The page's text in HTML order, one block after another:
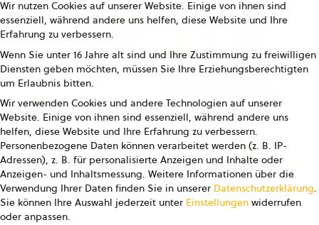
© Studio Ungefiltert
Wir nutzen Cookies auf unserer Website. Einige von ihnen sind
essenziell, während andere uns helfen, diese Website und Ihre
Erfahrung zu verbessern.
Wenn Sie unter 16 Jahre alt sind und Ihre Zustimmung zu freiwilligen
Diensten geben möchten, müssen Sie Ihre Erziehungsberechtigten
um Erlaubnis bitten.
Wir verwenden Cookies und andere Technologien auf unserer
Website. Einige von ihnen sind essenziell, während andere uns
helfen, diese Website und Ihre Erfahrung zu verbessern.
Personenbezogene Daten können verarbeitet werden (z. B. IP-
Adressen), z. B. für personalisierte Anzeigen und Inhalte oder
Anzeigen- und Inhaltsmessung. Weitere Informationen über die
Verwendung Ihrer Daten finden Sie in unserer Datenschutzerklärung.
Sie können Ihre Auswahl jederzeit unter Einstellungen widerrufen
oder anpassen.